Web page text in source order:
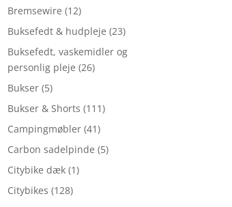
Bremsewire (12)
Buksefedt & hudpleje (23)
Buksefedt, vaskemidler og
personlig pleje (26)
Bukser (5)
Bukser & Shorts (111)
Campingmøbler (41)
Carbon sadelpinde (5)
Citybike dæk (1)
Citybikes (128)